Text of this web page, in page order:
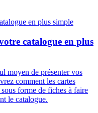
catalogue en plus
moyen de présenter vos
comment les cartes
forme de fiches à faire
le catalogue.